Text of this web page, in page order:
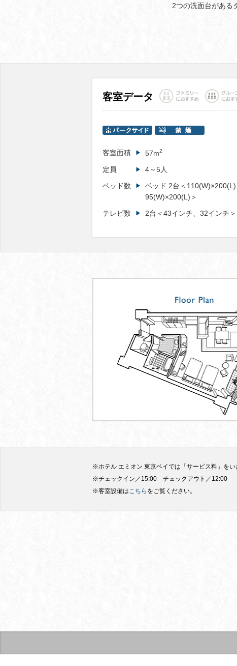
2つの洗面台がある
客室データ
客室面積 57m2
定員
4～5人
ベッド数
ベッド 2台＜110(W)×200(L)
95(W)×200(L)＞
テレビ数
2台＜43インチ、32インチ＞
※ホテル エミオン 東京ベイでは「サービス料」をい
※チェックイン／15:00 チェックアウト／12:00
※客室設備は こちら をご覧ください。